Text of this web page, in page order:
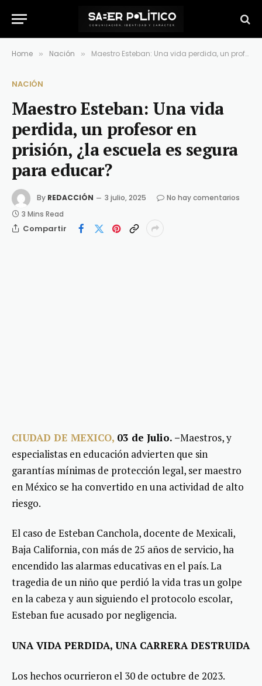
Home » Nación » Maestro Esteban: Una vida perdida, un profesor en prisión, ¿la escuela es segura para educar?
NACIÓN
Maestro Esteban: Una vida
perdida, un profesor en
prisión, ¿la escuela es segura
para educar?
By REDACCIÓN 3 julio, 2025
No hay comentarios
3 Mins Read
Compartir
CIUDAD DE MEXICO, 03 de Julio. –Maestros, y
especialistas en educación advierten que sin
garantías mínimas de protección legal, ser maestro
en México se ha convertido en una actividad de alto
riesgo.
El caso de Esteban Canchola, docente de Mexicali,
Baja California, con más de 25 años de servicio, ha
encendido las alarmas educativas en el país. La
tragedia de un niño que perdió la vida tras un golpe
en la cabeza y aun siguiendo el protocolo escolar,
Esteban fue acusado por negligencia.
UNA VIDA PERDIDA, UNA CARRERA DESTRUIDA
Los hechos ocurrieron el 30 de octubre de 2023.